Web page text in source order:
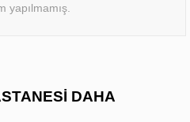
yapılmamış.
DAHA